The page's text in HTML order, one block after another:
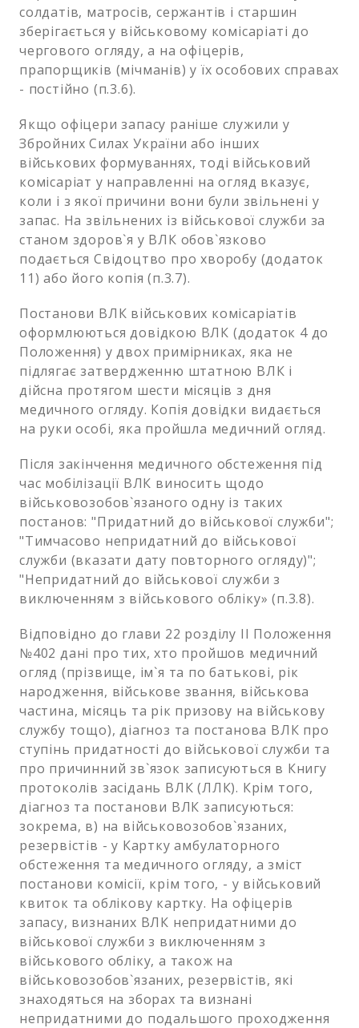
солдатів, матросів, сержантів і старшин
зберігається у військовому комісаріаті до
чергового огляду, а на офіцерів,
прапорщиків (мічманів) у їх особових справах
- постійно (п.3.6).
Якщо офіцери запасу раніше служили у
Збройних Силах України або інших
військових формуваннях, тоді військовий
комісаріат у направленні на огляд вказує,
коли і з якої причини вони були звільнені у
запас. На звільнених із військової служби за
станом здоров`я у ВЛК обов`язково
подається Свідоцтво про хворобу (додаток
11) або його копія (п.3.7).
Постанови ВЛК військових комісаріатів
оформлюються довідкою ВЛК (додаток 4 до
Положення) у двох примірниках, яка не
підлягає затвердженню штатною ВЛК і
дійсна протягом шести місяців з дня
медичного огляду. Копія довідки видається
на руки особі, яка пройшла медичний огляд.
Після закінчення медичного обстеження під
час мобілізації ВЛК виносить щодо
військовозобов`язаного одну із таких
постанов: "Придатний до військової служби";
"Тимчасово непридатний до військової
служби (вказати дату повторного огляду)";
"Непридатний до військової служби з
виключенням з військового обліку» (п.3.8).
Відповідно до глави 22 розділу ІІ Положення
№402 дані про тих, хто пройшов медичний
огляд (прізвище, ім`я та по батькові, рік
народження, військове звання, військова
частина, місяць та рік призову на військову
службу тощо), діагноз та постанова ВЛК про
ступінь придатності до військової служби та
про причинний зв`язок записуються в Книгу
протоколів засідань ВЛК (ЛЛК). Крім того,
діагноз та постанови ВЛК записуються:
зокрема, в) на військовозобов`язаних,
резервістів - у Картку амбулаторного
обстеження та медичного огляду, а зміст
постанови комісії, крім того, - у військовий
квиток та облікову картку. На офіцерів
запасу, визнаних ВЛК непридатними до
військової служби з виключенням з
військового обліку, а також на
військовозобов`язаних, резервістів, які
знаходяться на зборах та визнані
непридатними до подальшого проходження